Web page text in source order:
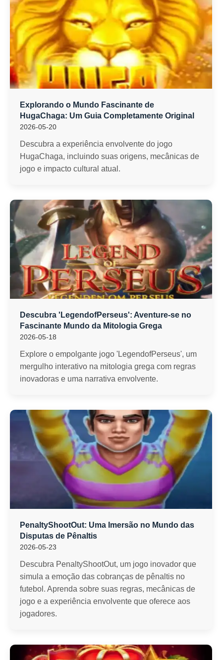
Explorando o Mundo Fascinante de
HugaChaga: Um Guia Completamente Original
2026-05-20
Descubra a experiência envolvente do jogo
HugaChaga, incluindo suas origens, mecânicas de
jogo e impacto cultural atual.
Descubra 'LegendofPerseus': Aventure-se no
Fascinante Mundo da Mitologia Grega
2026-05-18
Explore o empolgante jogo 'LegendofPerseus', um
mergulho interativo na mitologia grega com regras
inovadoras e uma narrativa envolvente.
PenaltyShootOut: Uma Imersão no Mundo das
Disputas de Pênaltis
2026-05-23
Descubra PenaltyShootOut, um jogo inovador que
simula a emoção das cobranças de pênaltis no
futebol. Aprenda sobre suas regras, mecânicas de
jogo e a experiência envolvente que oferece aos
jogadores.